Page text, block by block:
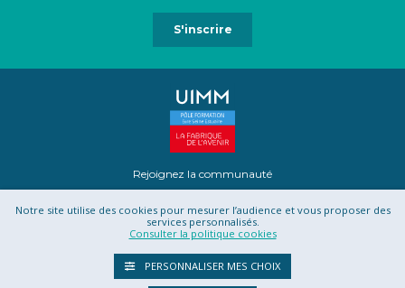
Rejoignez la communauté
Contact Projet Romotics
CGU
CGV
Notre site utilise des cookies pour mesurer l’audience et vous proposer des
services personnalisés.
Consulter la politique cookies
PERSONNALISER MES CHOIX